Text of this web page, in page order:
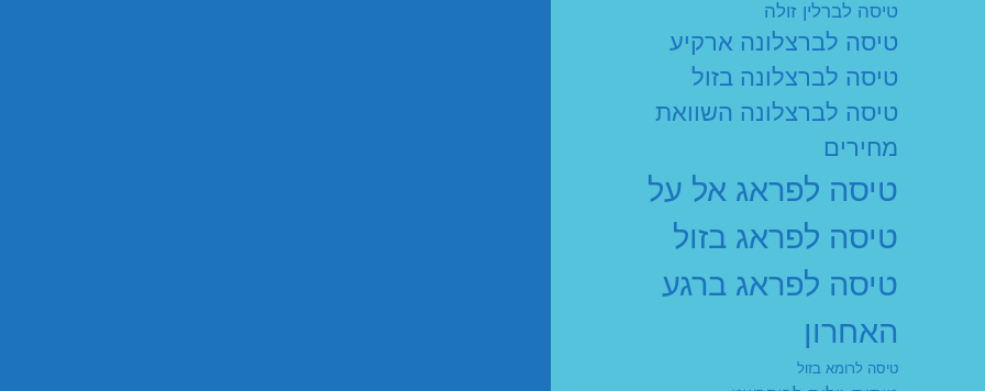
טיסה לברלין זולה
טיסה לברצלונה ארקיע
טיסה לברצלונה בזול
טיסה לברצלונה השוואת
מחירים
טיסה לפראג אל על
טיסה לפראג בזול
טיסה לפראג ברגע
האחרון
טיסה לרומא בזול